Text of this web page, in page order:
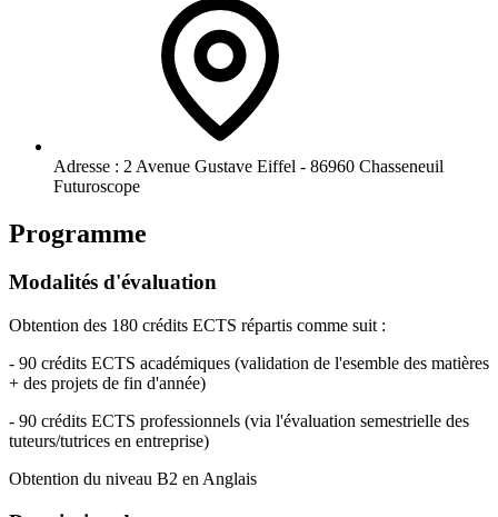
Adresse : 2 Avenue Gustave Eiffel - 86960 Chasseneuil
Futuroscope
Programme
Modalités d'évaluation
Obtention des 180 crédits ECTS répartis comme suit :
- 90 crédits ECTS académiques (validation de l'esemble des matières
+ des projets de fin d'année)
- 90 crédits ECTS professionnels (via l'évaluation semestrielle des
tuteurs/tutrices en entreprise)
Obtention du niveau B2 en Anglais